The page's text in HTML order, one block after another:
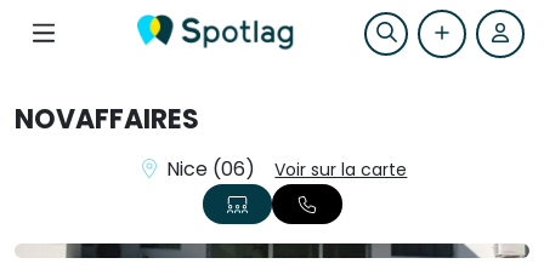
NOVAFFAIRES
Nice (06) Voir sur la carte